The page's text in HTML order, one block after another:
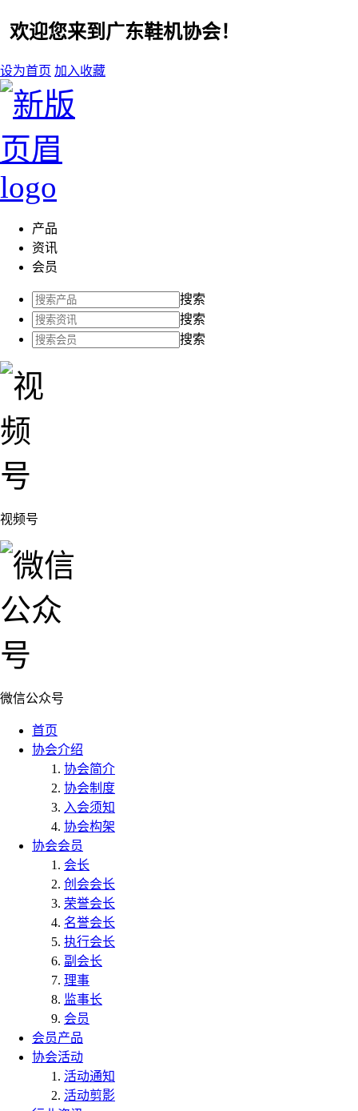
欢迎您来到广东鞋机协会！
设为首页 加入收藏
产品
资讯
会员
搜索
搜索
搜索
视频号
微信公众号
首页
协会介绍
协会简介
协会制度
入会须知
协会构架
协会会员
会长
创会会长
荣誉会长
名誉会长
执行会长
副会长
理事
监事长
会员
会员产品
协会活动
活动通知
活动剪影